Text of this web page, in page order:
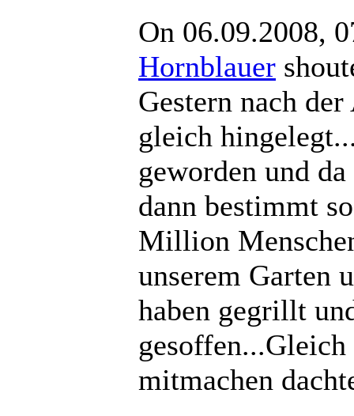
On 06.09.2008,
Hornblauer
Gestern nach
gleich
geworden und
dann bestimmt
Million
unserem Garten
haben gegrillt
gesoffen...Gleich
mitmachen